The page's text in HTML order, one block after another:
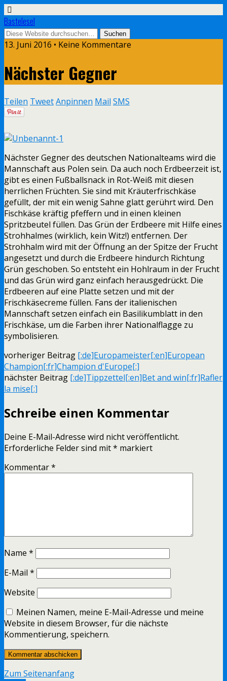
Bastelesel
13. Juni 2016 • Keine Kommentare
Nächster Gegner
Teilen TweetAnpinnen Mail SMS
Nächster Gegner des deutschen Nationalteams wird die
Mannschaft aus Polen sein. Da auch noch Erdbeerzeit ist,
gibt es einen Fußballsnack in Rot-Weiß mit diesen
herrlichen Früchten. Sie sind mit Kräuterfrischkäse
gefüllt, der mit ein wenig Sahne glatt gerührt wird. Den
Fischkäse kräftig pfeffern und in einen kleinen
Spritzbeutel füllen. Das Grün der Erdbeere mit Hilfe eines
Strohhalmes (wirklich, kein Witz!) entfernen. Der
Strohhalm wird mit der Öffnung an der Spitze der Frucht
angesetzt und durch die Erdbeere hindurch Richtung
Grün geschoben. So entsteht ein Hohlraum in der Frucht
und das Grün wird ganz einfach herausgedrückt. Die
Erdbeeren auf eine Platte setzen und mit der
Frischkäsecreme füllen. Fans der italienischen
Mannschaft setzen einfach ein Basilikumblatt in den
Frischkäse, um die Farben ihrer Nationalflagge zu
symbolisieren.
vorheriger Beitrag [:de]Europameister[:en]European
Champion[:fr]Champion d'Europe[:]
nächster Beitrag [:de]Tippzettel[:en]Bet and win[:fr]Rafler
la mise[:]
Schreibe einen Kommentar
Deine E-Mail-Adresse wird nicht veröffentlicht.
Erforderliche Felder sind mit* markiert
Kommentar*
Name *
E-Mail *
Website
Meinen Namen, meine E-Mail-Adresse und meine
Website in diesem Browser, für die nächste
Kommentierung, speichern.
Zum Seitenanfang